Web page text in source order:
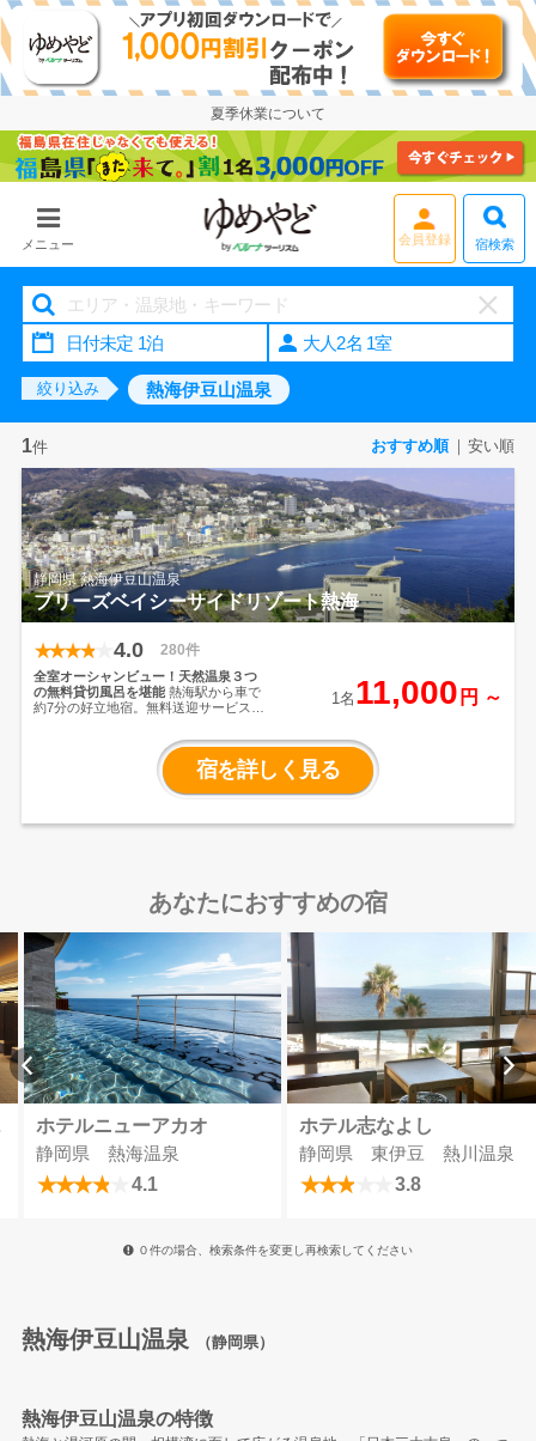
夏季休業について
メニュー 宿検索
大人2名 1室
絞り込み 熱海伊豆山温泉
1件 おすすめ順 安い順
静岡県 熱海伊豆山温泉
ブリーズベイシーサイドリゾート熱海
4.0 280件
全室オーシャンビュー！天然温泉３つ
の無料貸切風呂を堪能熱海駅から車で
約7分の好立地宿。無料送迎サービスも
ャンビュー！全3種類の無料貸切風呂は
カップル･ご家族の皆様に大好評
のお得旅を楽しみたい方におすすめで
1名 11,000 円 ～
宿を詳しく見る
あなたにおすすめの宿
パ
ホテルニューアカオ
静岡県 熱海温泉
4.1
ホテル志なよし
静岡県 東伊豆 熱川温泉
3.8
０件の場合、検索条件を変更し再検索してください
熱海伊豆山温泉 （静岡県）
熱海伊豆山温泉の特徴